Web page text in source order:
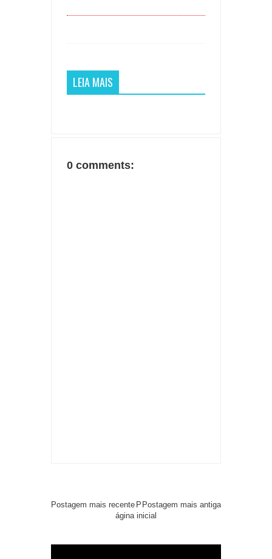
LEIA MAIS
0 comments:
Postagem mais recente Postagem mais antiga
P
ágina inicial